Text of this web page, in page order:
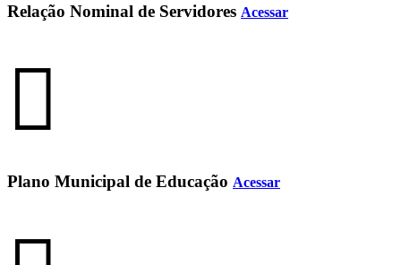
Relação Nominal de Servidores Acessar
Plano Municipal de Educação Acessar